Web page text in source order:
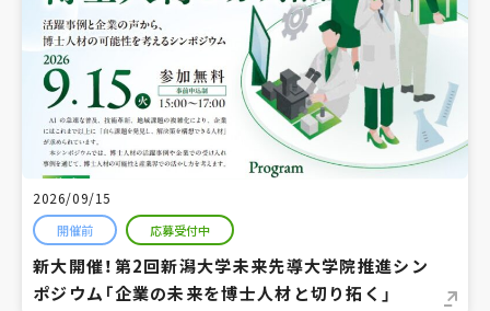
2026/09/15
開催前 応募受付中
新大開催！第2回新潟大学未来先導大学院推進シン
ポジウム「企業の未来を博士人材と切り拓く」